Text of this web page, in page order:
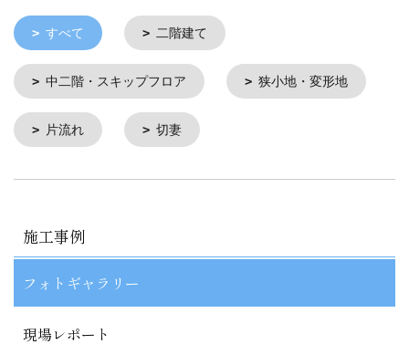
すべて 二階建て
中二階・スキップフロア 狭小地・変形地
片流れ 切妻
施工事例
フォトギャラリー
現場レポート